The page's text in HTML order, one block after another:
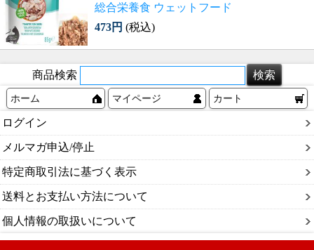
総合栄養食 ウェットフード
473円 (税込)
商品検索
ホーム マイページ カート
ログイン
メルマガ申込/停止
特定商取引法に基づく表示
送料とお支払い方法について
個人情報の取扱いについて